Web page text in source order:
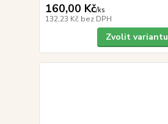
160,00 Kč/ks
132,23 Kč bez DPH
Zvolit variantu